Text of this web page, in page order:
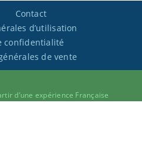
Contact
d’utilisation
confidentialité
de vente
d’une expérience Française